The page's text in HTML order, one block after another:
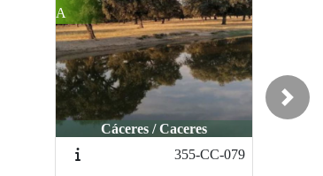
Cáceres / Caceres
ADER
A
CEBA
DERO
356-CC-080
Next